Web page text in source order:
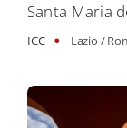
Santa Maria
ICC • Lazio /